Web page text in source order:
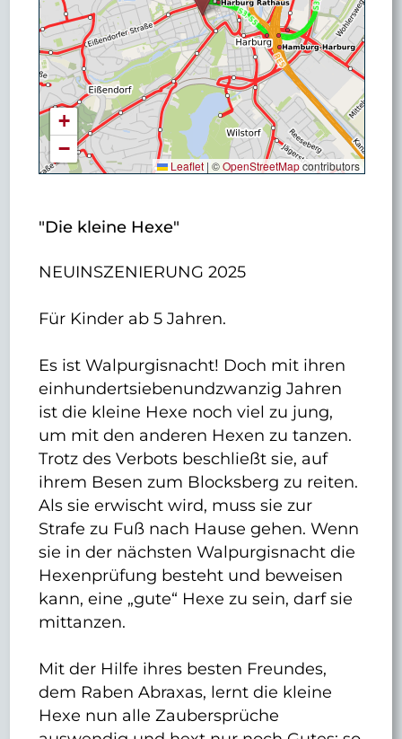
+
−
Leaflet | ©OpenStreetMapcontributors
"Die kleine Hexe"
NEUINSZENIERUNG 2025
Für Kinder ab 5 Jahren.
Es ist Walpurgisnacht! Doch mit ihren
einhundertsiebenundzwanzig Jahren
ist die kleine Hexe noch viel zu jung,
um mit den anderen Hexen zu tanzen.
Trotz des Verbots beschließt sie, auf
ihrem Besen zum Blocksberg zu reiten.
Als sie erwischt wird, muss sie zur
Strafe zu Fuß nach Hause gehen. Wenn
sie in der nächsten Walpurgisnacht die
Hexenprüfung besteht und beweisen
kann, eine „gute“ Hexe zu sein, darf sie
mittanzen.
Mit der Hilfe ihres besten Freundes,
dem Raben Abraxas, lernt die kleine
Hexe nun alle Zaubersprüche